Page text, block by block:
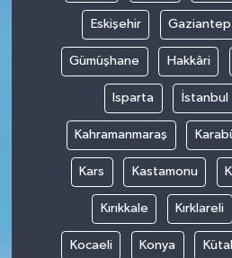
Eskişehir Gaziantep
Gümüşhane Hakkâri
Isparta İstanbul
Kahramanmaraş
Kars Kastamonu
Kırıkkale Kırklareli
Kocaeli Konya